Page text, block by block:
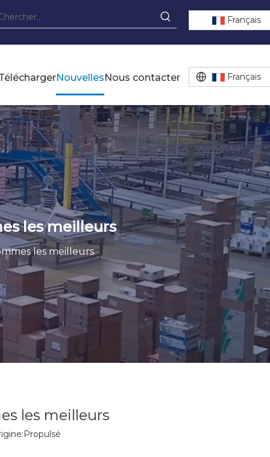
Français
NouvellesNous contacter Français
les meilleurs
les meilleurs
les meilleurs
Propulsé